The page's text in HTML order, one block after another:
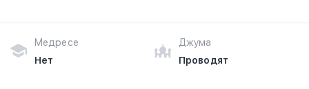
Медресе
Нет
Джума
Проводят